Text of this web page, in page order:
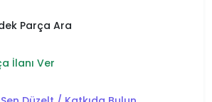
Parça Ara
İlanı Ver